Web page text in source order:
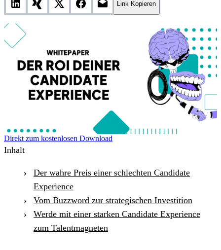
Link Kopieren
Direkt zum kostenlosen Download
Inhalt
Der wahre Preis einer schlechten Candidate
Experience
Vom Buzzword zur strategischen Investition
Werde mit einer starken Candidate Experience
zum Talentmagneten